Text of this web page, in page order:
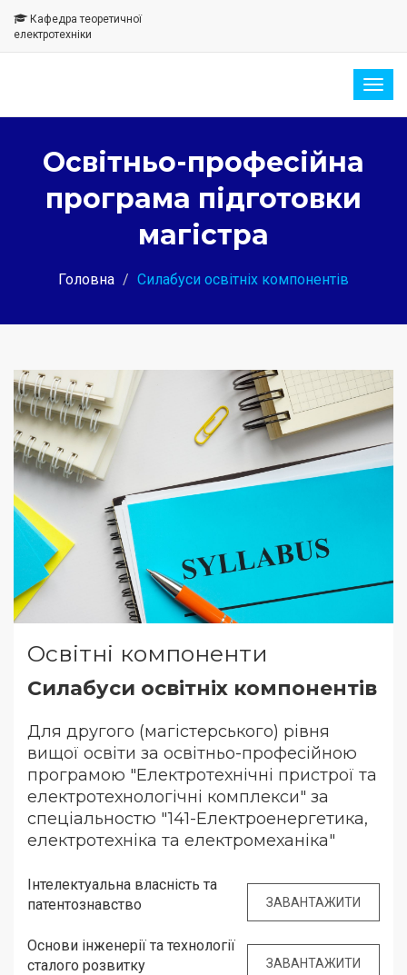
Кафедра теоретичної
електротехніки
Освітньо-професійна
програма підготовки
магістра
Головна Силабуси освітніх компонентів
Освітні компоненти
Силабуси освітніх компонентів
Для другого (магістерського) рівня
вищої освіти за освітньо-професійною
програмою "Електротехнічні пристрої та
електротехнологічні комплекси" за
спеціальностю "141-Електроенергетика,
електротехніка та електромеханіка"
Інтелектуальна власність та
патентознавство
ЗАВАНТАЖИТИ
Основи інженерії та технології
сталого розвитку
ЗАВАНТАЖИТИ